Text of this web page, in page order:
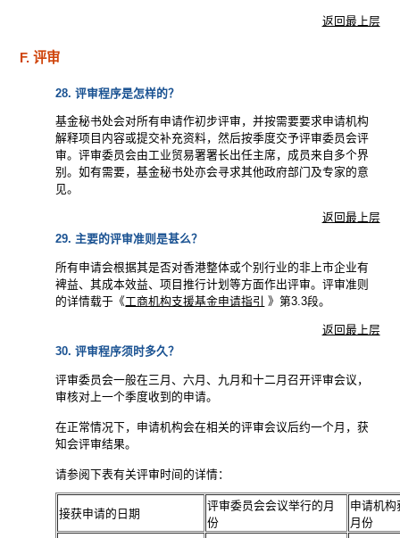
返回最上层
F. 评审
28. 评审程序是怎样的？
基金秘书处会对所有申请作初步评审，并按需要要求申请机构
解释项目内容或提交补充资料，然后按季度交予评审委员会评
审。评审委员会由工业贸易署署长出任主席，成员来自多个界
别。如有需要，基金秘书处亦会寻求其他政府部门及专家的意
见。
返回最上层
29. 主要的评审准则是甚么？
所有申请会根据其是否对香港整体或个别行业的非上市企业有
裨益、其成本效益、项目推行计划等方面作出评审。评审准则
的详情载于《工商机构支援基金申请指引 》第3.3段。
返回最上层
30. 评审程序须时多久？
评审委员会一般在三月、六月、九月和十二月召开评审会议，
审核对上一个季度收到的申请。
在正常情况下，申请机构会在相关的评审会议后约一个月，获
知会评审结果。
请参阅下表有关评审时间的详情：
接获申请的日期
评审委员会会议举行的月
份
申请机
月份